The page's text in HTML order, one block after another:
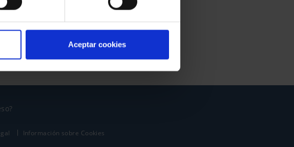
Aceptar cookies
Información sobre Cookies